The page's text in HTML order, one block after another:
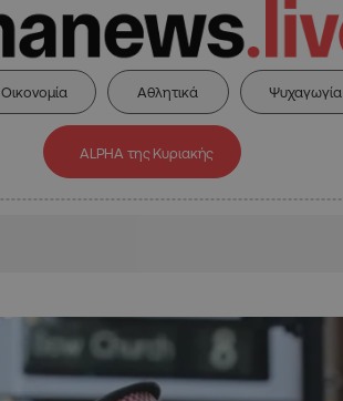
Οικονομία Αθλητικά Ψυχαγωγία
ALPHA της Κυριακής